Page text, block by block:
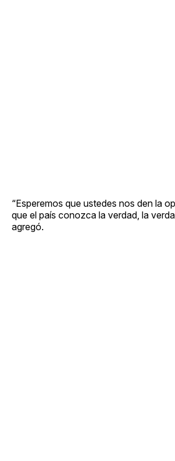
“Esperemos que ustedes nos den la
que el país conozca la verdad, la
agregó.